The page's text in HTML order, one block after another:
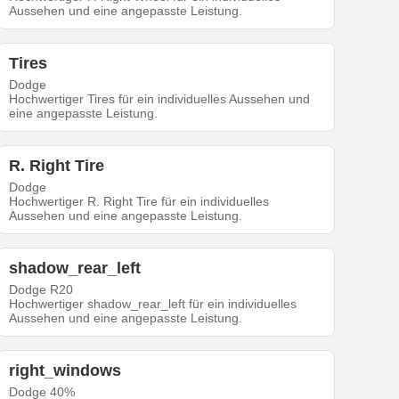
Aussehen und eine angepasste Leistung.
Tires
Dodge
Hochwertiger Tires für ein individuelles Aussehen und
eine angepasste Leistung.
R. Right Tire
Dodge
Hochwertiger R. Right Tire für ein individuelles
Aussehen und eine angepasste Leistung.
shadow_rear_left
Dodge R20
Hochwertiger shadow_rear_left für ein individuelles
Aussehen und eine angepasste Leistung.
right_windows
Dodge 40%